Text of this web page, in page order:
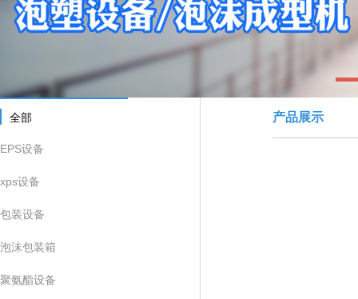
全部
EPS设备
xps设备
包装设备
泡沫包装箱
聚氨酯设备
产品展示